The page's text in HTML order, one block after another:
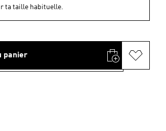
ta taille habituelle.
panier